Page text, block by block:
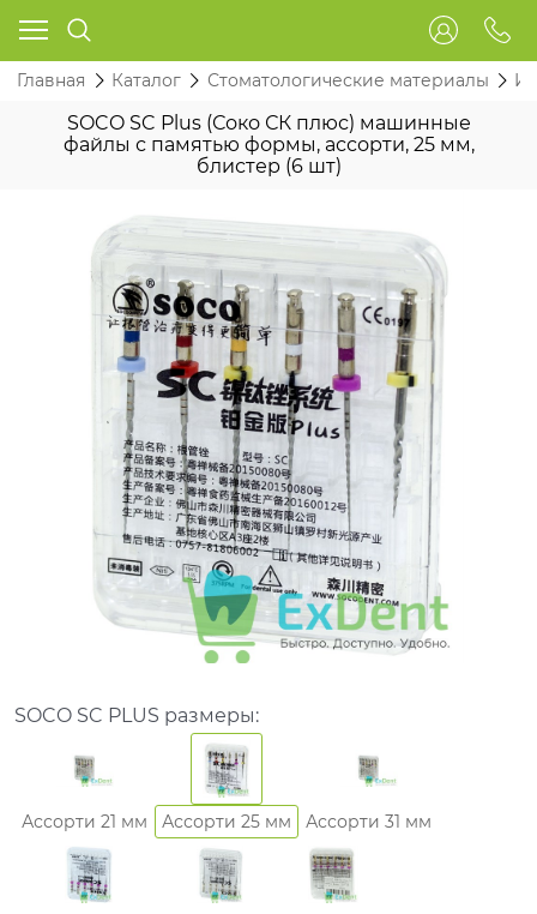
Главная Каталог Стоматологические материалы
SOCO SC Plus (Соко СК плюс) машинные
файлы с памятью формы, ассорти, 25 мм,
блистер (6 шт)
SOCO SC PLUS размеры:
Ассорти 21 мм Ассорти 25 мм Ассорти 31 мм